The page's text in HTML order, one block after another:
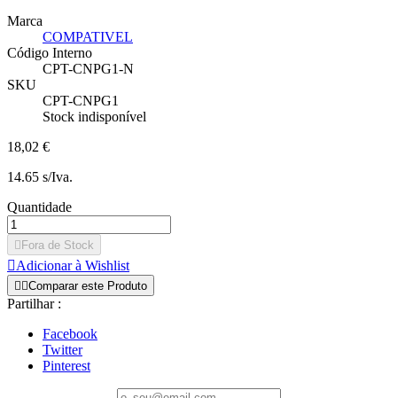
Marca
COMPATIVEL
Código Interno
CPT-CNPG1-N
SKU
CPT-CNPG1
Stock indisponível
18,02 €
14.65 s/Iva.
Quantidade
 Fora de Stock
Adicionar à Wishlist
 Comparar este Produto
Partilhar :
Facebook
Twitter
Pinterest